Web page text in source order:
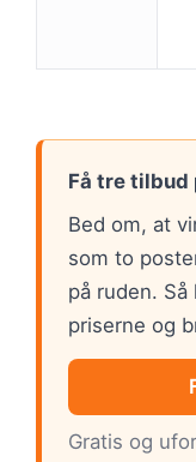
Få tre tilbud
Bed om, at
som to
på ruden. Så
priserne og
Gratis og